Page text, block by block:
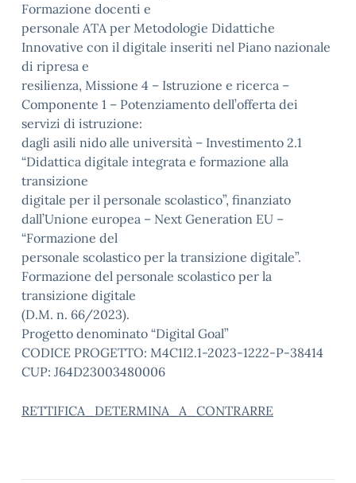
Formazione docenti e
personale ATA per Metodologie Didattiche
Innovative con il digitale inseriti nel Piano nazionale
di ripresa e
resilienza, Missione 4 – Istruzione e ricerca –
Componente 1 – Potenziamento dell’offerta dei
servizi di istruzione:
dagli asili nido alle università – Investimento 2.1
“Didattica digitale integrata e formazione alla
transizione
digitale per il personale scolastico”, finanziato
dall’Unione europea – Next Generation EU –
“Formazione del
personale scolastico per la transizione digitale”.
Formazione del personale scolastico per la
transizione digitale
(D.M. n. 66/2023).
Progetto denominato “Digital Goal”
CODICE PROGETTO: M4C1I2.1-2023-1222-P-38414
CUP: J64D23003480006
RETTIFICA_DETERMINA_A_CONTRARRE